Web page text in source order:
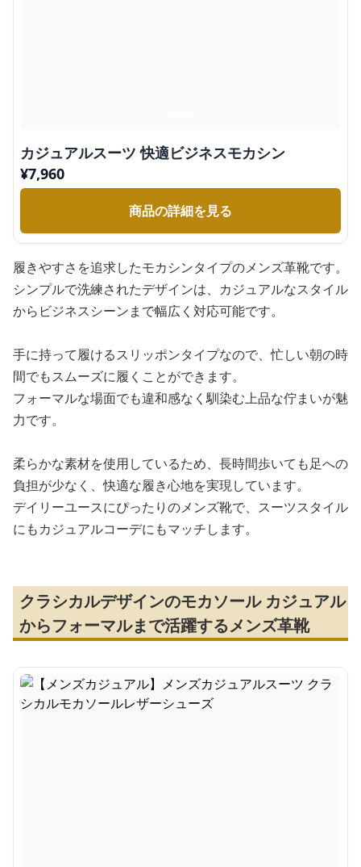
カジュアルスーツ 快適ビジネスモカシン
¥7,960
商品の詳細を見る
履きやすさを追求したモカシンタイプのメンズ革靴です。
シンプルで洗練されたデザインは、カジュアルなスタイル
からビジネスシーンまで幅広く対応可能です。
手に持って履けるスリッポンタイプなので、忙しい朝の時
間でもスムーズに履くことができます。
フォーマルな場面でも違和感なく馴染む上品な佇まいが魅
力です。
柔らかな素材を使用しているため、長時間歩いても足への
負担が少なく、快適な履き心地を実現しています。
デイリーユースにぴったりのメンズ靴で、スーツスタイル
にもカジュアルコーデにもマッチします。
クラシカルデザインのモカソール カジュアル
からフォーマルまで活躍するメンズ革靴